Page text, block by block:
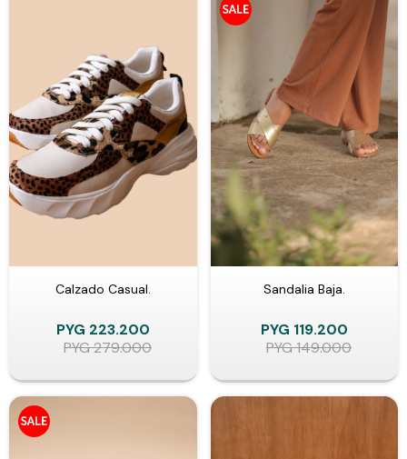
Calzado Casual.
PYG 223.200
PYG279.000
Sandalia Baja.
PYG 119.200
PYG149.000